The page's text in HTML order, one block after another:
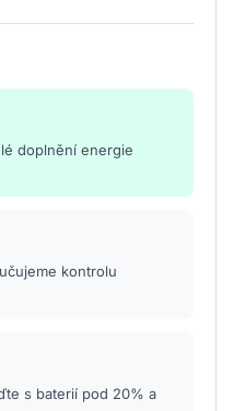
doplnění energie
kontrolu
s baterií pod 20% a